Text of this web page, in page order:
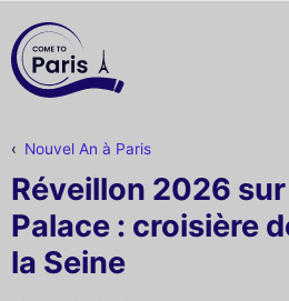
Nouvel An à Paris
Réveillon 2026
Palace : croisière
la Seine